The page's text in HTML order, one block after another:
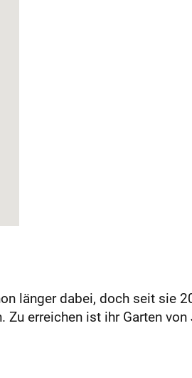
länger dabei, doch seit sie
erreichen ist ihr Garten